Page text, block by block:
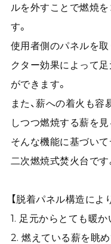
ルを外すことで燃焼
す。
使用者側のパネルを取
クター効果によって
ができます。
また、薪への着火も容
しつつ燃焼する薪を
そんな機能に基づい
二次燃焼式焚火台です
【脱着パネル構造によ
1. 足元からとても暖か
2. 燃えている薪を眺